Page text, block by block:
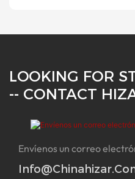
LOOKING FOR
-- CONTACT
Envíenos un correo